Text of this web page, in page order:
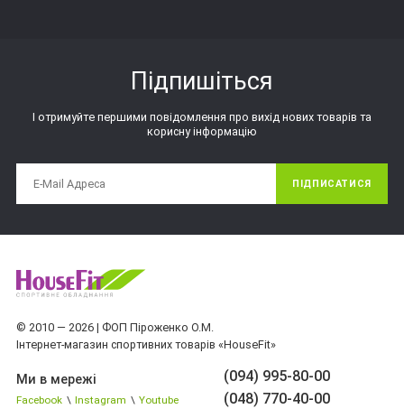
Підпишіться
І отримуйте першими повідомлення про вихід нових товарів та
корисну інформацію
ПІДПИСАТИСЯ
© 2010 — 2026 | ФОП Піроженко О.М.
Інтернет-магазин спортивних товарів «HouseFit»
(094) 995-80-00
(048) 770-40-00
Ми в мережі
Facebook \ Instagram \ Youtube